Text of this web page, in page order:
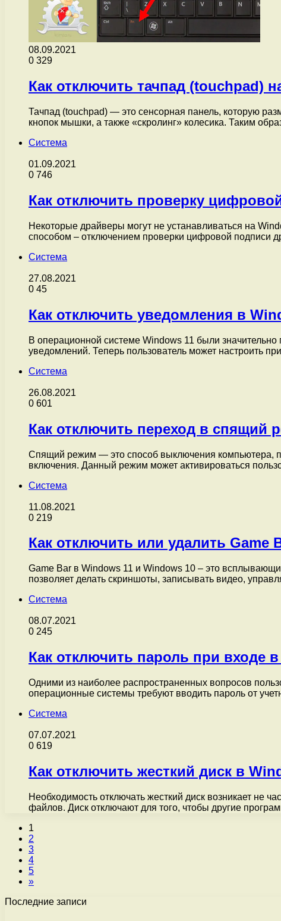
08.09.2021
0 329
Как отключить тачпад (touchpad)
Тачпад (touchpad) — это сенсорная панель, которую
кнопок мышки, а также «скролинг» колесика. Таким
Система
01.09.2021
0 746
Как отключить проверку
Некоторые драйверы могут не устанавливаться на
способом – отключением проверки цифровой подписи
Система
27.08.2021
0 45
Как отключить уведомления в
В операционной системе Windows 11 были
уведомлений. Теперь пользователь может настроить
Система
26.08.2021
0 601
Как отключить переход в спящий
Спящий режим — это способ выключения компьютера,
включения. Данный режим может активироваться
Система
11.08.2021
0 219
Как отключить или удалить Game
Game Bar в Windows 11 и Windows 10 – это
позволяет делать скриншоты, записывать видео,
Система
08.07.2021
0 245
Как отключить пароль при входе
Одними из наиболее распространенных вопросов
операционные системы требуют вводить пароль от
Система
07.07.2021
0 619
Как отключить жесткий диск в
Необходимость отключать жесткий диск возникает не
файлов. Диск отключают для того, чтобы другие
1
2
3
4
5
»
Последние записи